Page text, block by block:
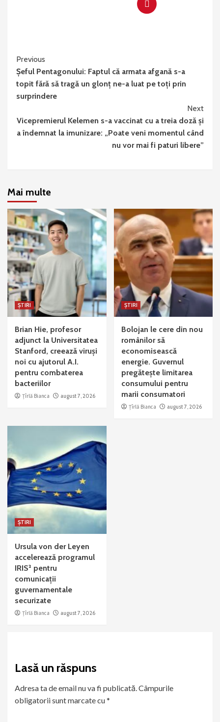
Continue
Reading
Previous
Șeful Pentagonului: Faptul că armata afgană s-a
topit fără să tragă un glonț ne-a luat pe toți prin
surprindere
Next
Vicepremierul Kelemen s-a vaccinat cu a treia doză și
a îndemnat la imunizare: „Poate veni momentul când
nu vor mai fi paturi libere”
Mai multe
ȘTIRI
Brian Hie, profesor
adjunct la Universitatea
Stanford, creează viruși
noi cu ajutorul A.I.
pentru combaterea
bacteriilor
Țîrlă Bianca august 7, 2026
ȘTIRI
Bolojan le cere din nou
românilor să
economisească
energie. Guvernul
pregătește limitarea
consumului pentru
marii consumatori
Țîrlă Bianca august 7, 2026
ȘTIRI
Ursula von der Leyen
accelerează programul
IRIS² pentru
comunicații
guvernamentale
securizate
Țîrlă Bianca august 7, 2026
Lasă un răspuns
Adresa ta de email nu va fi publicată.Câmpurile
obligatorii sunt marcate cu*